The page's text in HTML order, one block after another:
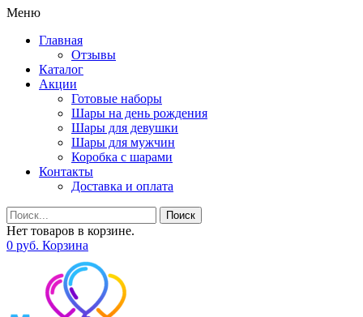
Меню
Главная
Отзывы
Каталог
Акции
Готовые наборы
Шары на день рождения
Шары для девушки
Шары для мужчин
Коробка с шарами
Контакты
Доставка и оплата
Поиск
Нет товаров в корзине.
0 руб. Корзина